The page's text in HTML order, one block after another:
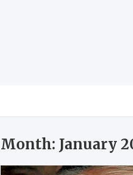
Month: January